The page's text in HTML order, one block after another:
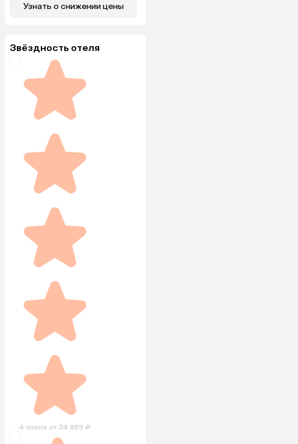
Узнать о снижении цены
Звёздность отеля
4 отеля от 34 959 ₽